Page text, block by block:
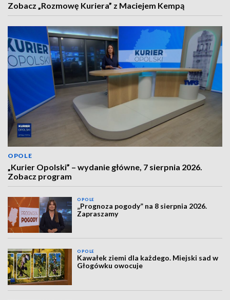
Zobacz „Rozmowę Kuriera” z Maciejem Kempą
OPOLE
„Kurier Opolski” – wydanie główne, 7 sierpnia 2026.
Zobacz program
OPOLE
„Prognoza pogody” na 8 sierpnia 2026.
Zapraszamy
OPOLE
Kawałek ziemi dla każdego. Miejski sad w
Głogówku owocuje